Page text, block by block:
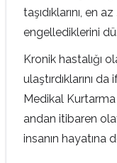
taşıdıklarını, en
engellediklerini
Kronik hastalığı
ulaştırdıklarını
Medikal
andan itibaren
insanın hayatına